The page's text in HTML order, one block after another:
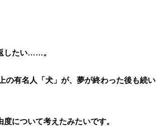
したい……。
の有名人「犬」が、夢が終わった後も続い
について考えたみたいです。